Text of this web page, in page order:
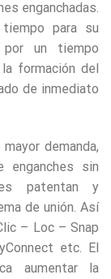
enganchadas.
para su
por un tiempo
formación del
de inmediato
demanda,
enganches sin
patentan y
de unión. Así
– Loc – Snap
etc. El
aumentar la